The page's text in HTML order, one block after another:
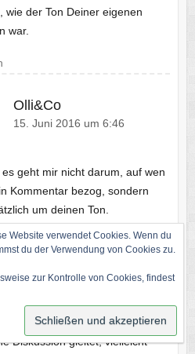
wie der Ton Deiner eigenen
war.
Olli&Co
15. Juni 2016 um 6:46
es geht mir nicht darum, auf wen
Kommentar bezog, sondern
um deinen Ton.
ihre Eindrücke und die ihres
aufgeschrieben. Auch wenn ich
bin, bin ich der Ansicht, dass sie
und sachlich geschrieben
genau das fehlt bei dir. Eine
Diskussion gleitet, vielleicht
Website verwendet Cookies. Wenn du
du der Verwendung von Cookies zu.
zur Kontrolle von Cookies, findest